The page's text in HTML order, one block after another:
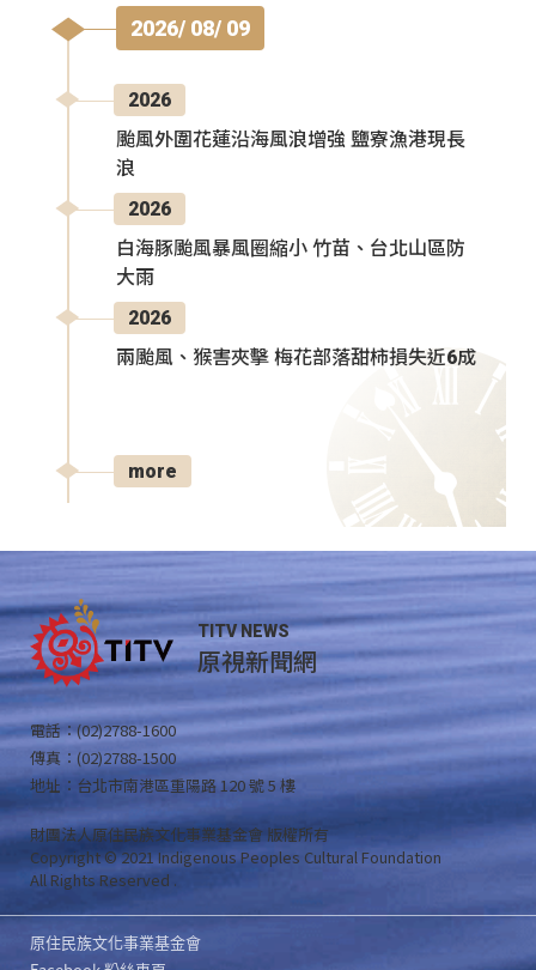
2026/ 08/ 09
2026
颱風外圍花蓮沿海風浪增強 鹽寮漁港現長
浪
2026
白海豚颱風暴風圈縮小 竹苗、台北山區防
大雨
2026
兩颱風、猴害夾擊 梅花部落甜柿損失近6成
more
TITV NEWS
原視新聞網
電話：(02)2788-1600
傳真：(02)2788-1500
地址：台北市南港區重陽路 120 號 5 樓
財團法人原住民族文化事業基金會 版權所有
Copyright © 2021 Indigenous Peoples Cultural Foundation
All Rights Reserved .
原住民族文化事業基金會